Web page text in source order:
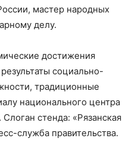
мастер народных
делу.
достижения
социально-
традиционные
национального центра
стенда: «Рязанская
служба правительства.